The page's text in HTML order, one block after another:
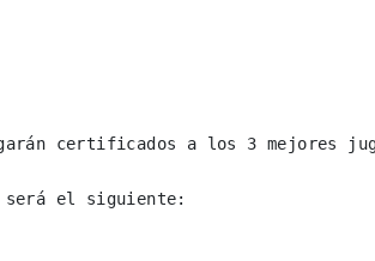
certificados a los 3 mejores
será el siguiente: